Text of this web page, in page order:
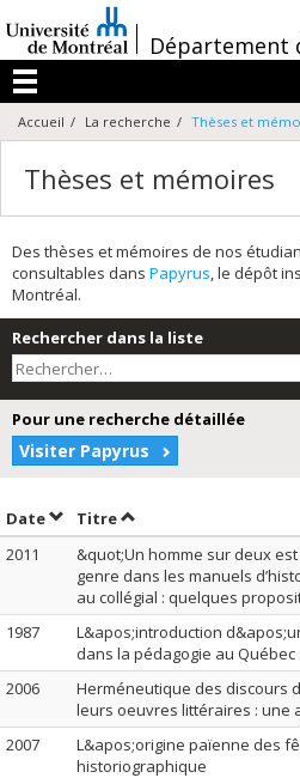
au
contenu
/Département
Menu
Accueil La recherche Thèses et
Thèses et mémoires
Des thèses et mémoires de nos
consultables dans Papyrus, le dépôt
Montréal.
Rechercher dans la liste
Pour une recherche détaillée
Visiter Papyrus
DateTrier par date en ordre
TitreTrier par titre en
2011
&quot;Un homme sur deux
genre dans les manuels
au collégial : quelques
1987
L&apos;introduction
dans la pédagogie au Québec
2006
Herméneutique des discours
leurs oeuvres littéraires : une
2007
L&apos;origine païenne des
historiographique